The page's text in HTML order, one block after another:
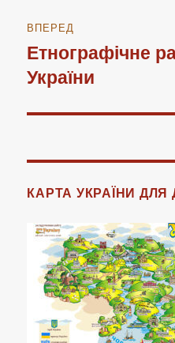
ВПЕРЕД
Наступний
запис:
Етнографічне
України
КАРТА УКРАЇНИ ДЛЯ